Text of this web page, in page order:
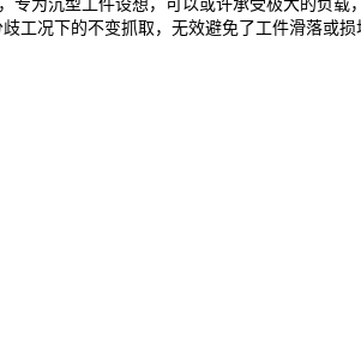
为沉型工件设想，可以或许承受极大的负载
工况下的不变抓取，无效避免了工件滑落或损